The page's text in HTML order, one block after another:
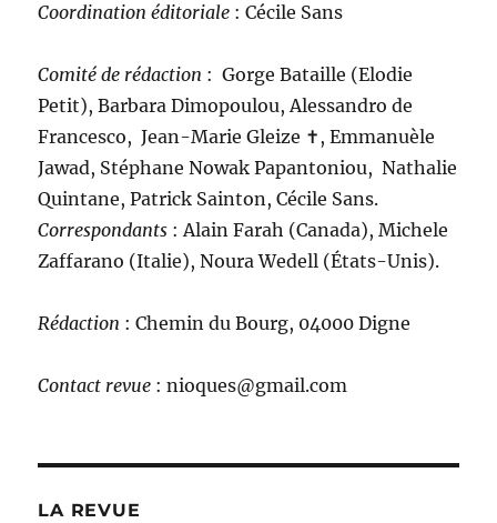
Coordination éditoriale : Cécile Sans
Comité de rédaction : Gorge Bataille (Elodie
Petit), Barbara Dimopoulou, Alessandro de
Francesco, Jean-Marie Gleize ‪✝︎, Emmanuèle
Jawad, Stéphane Nowak Papantoniou, Nathalie
Quintane, Patrick Sainton, Cécile Sans.
Correspondants : Alain Farah (Canada), Michele
Zaffarano (Italie), Noura Wedell (États-Unis).
Rédaction : Chemin du Bourg, 04000 Digne
Contact revue : nioques@gmail.com
LA REVUE